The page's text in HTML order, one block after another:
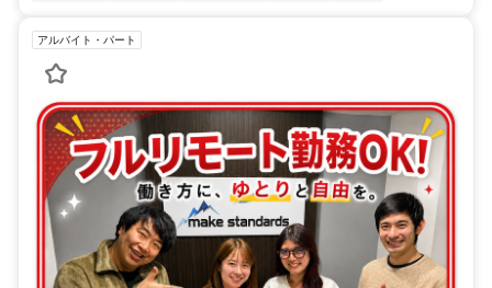
アルバイト・パート